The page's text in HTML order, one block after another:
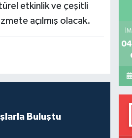
etkinlik ve çeşitli
açılmış olacak.
Buluştu